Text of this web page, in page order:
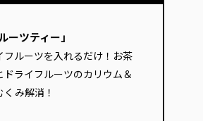
ーツティー」
フルーツを入れるだけ！お茶
ドライフルーツのカリウム＆
み解消！